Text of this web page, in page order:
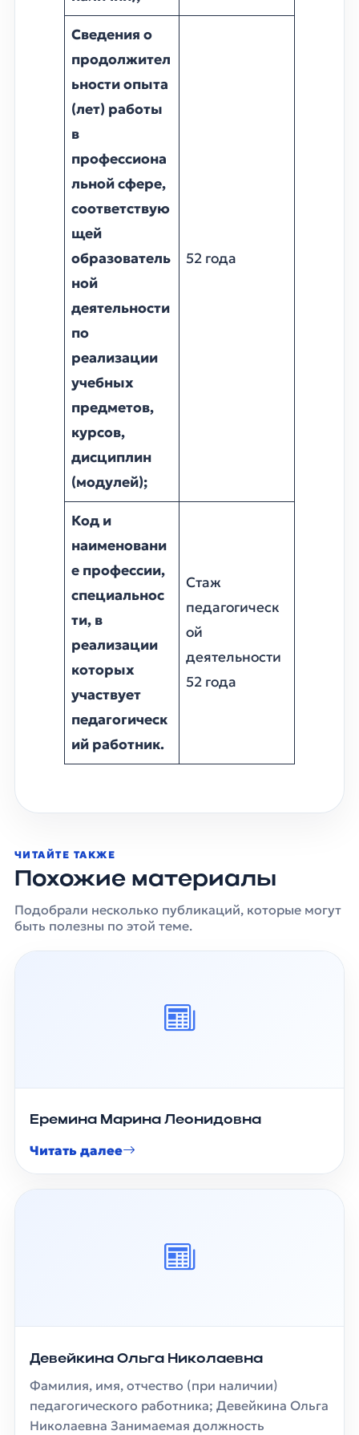
Сведения о
продолжител
ьности опыта
(лет) работы
в
профессиона
льной сфере,
соответствую
щей
образователь
ной
деятельности
по
реализации
учебных
предметов,
курсов,
дисциплин
(модулей);
52 года
Код и
наименовани
е профессии,
специальнос
ти, в
реализации
которых
участвует
педагогическ
ий работник.
Стаж
педагогическ
ой
деятельности
52 года
ЧИТАЙТЕ ТАКЖЕ
Похожие материалы
Подобрали несколько публикаций, которые могут
быть полезны по этой теме.
Еремина Марина Леонидовна
Читать далее
Девейкина Ольга Николаевна
Фамилия, имя, отчество (при наличии)
педагогического работника; Девейкина Ольга
Николаевна Занимаемая должность